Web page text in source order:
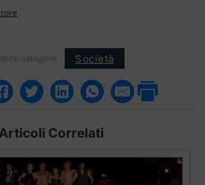
categorie: Società
Articoli Correlati